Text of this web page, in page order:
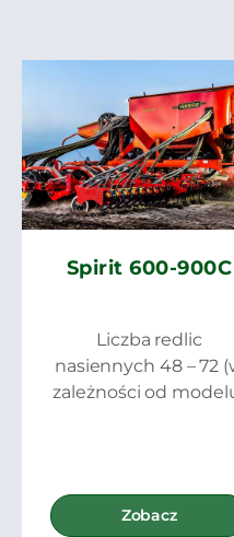
Spirit 600-900C
Liczba redlic
nasiennych 48 – 72
zależności od
Zobacz